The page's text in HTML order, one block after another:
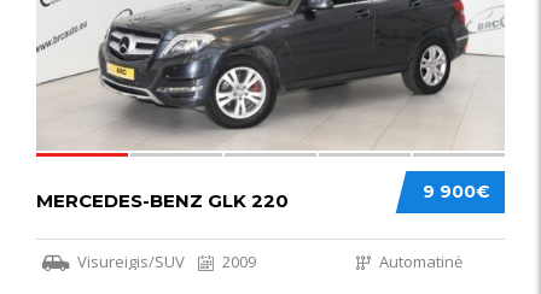
9 900€
MERCEDES-BENZ GLK 220
Visureigis/SUV 2009 Automatinė